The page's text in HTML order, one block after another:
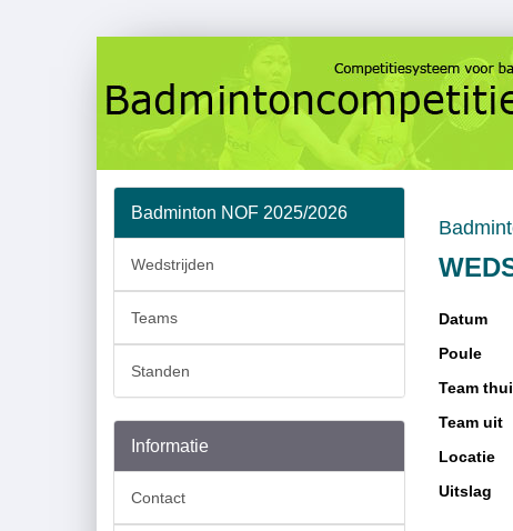
Datum
Poule
Team
Team uit
Locatie
Uitslag
Badminton NOF 2025/2026
Wedstrijden
Teams
Standen
Informatie
Contact